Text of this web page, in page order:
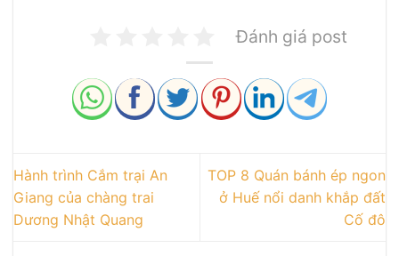
Đánh giá post
Hành trình Cắm trại An
Giang của chàng trai
Dương Nhật Quang
TOP 8 Quán bánh ép ngon
ở Huế nổi danh khắp đất
Cố đô